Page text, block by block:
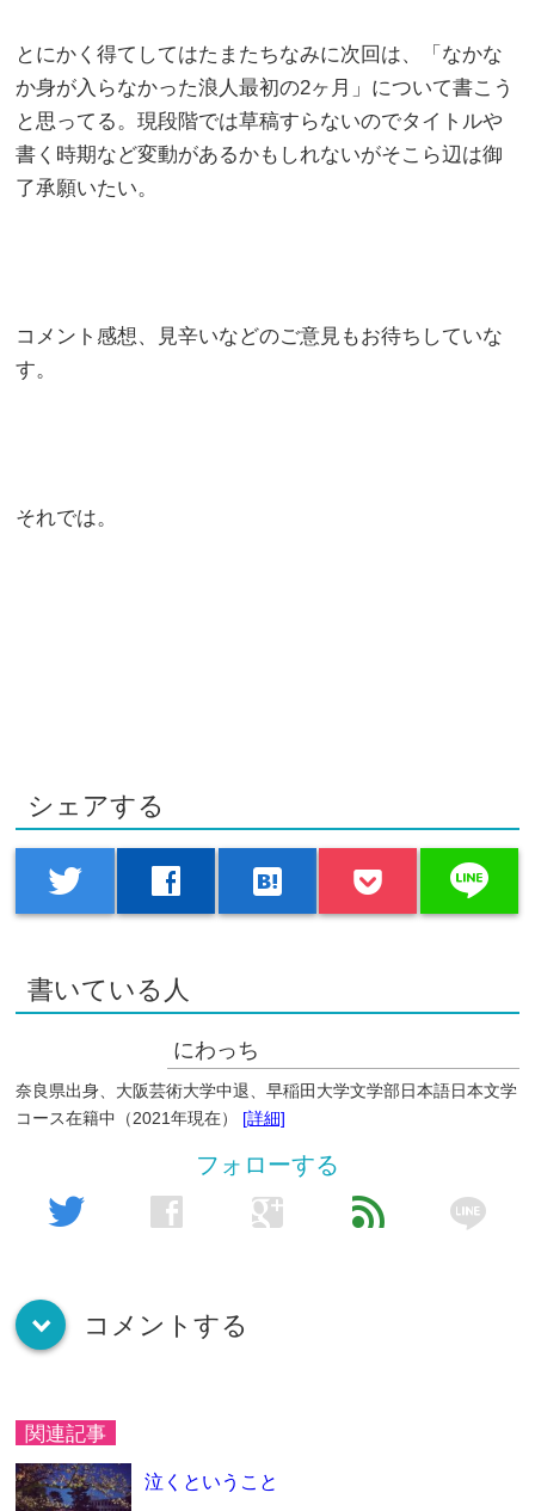
とにかく得てしてはたまたちなみに次回は、「なかな
か身が入らなかった浪人最初の2ヶ月」について書こう
と思ってる。現段階では草稿すらないのでタイトルや
書く時期など変動があるかもしれないがそこら辺は御
了承願いたい。
コメント感想、見辛いなどのご意見もお待ちしていな
す。
それでは。
シェアする
twitter facebook hatenabookmark line
書いている人
にわっち
奈良県出身、大阪芸術大学中退、早稲田大学文学部日本語日本文学
コース在籍中（2021年現在） [詳細]
フォローする
twitter facebook google feed line
down コメントする
関連記事
泣くということ